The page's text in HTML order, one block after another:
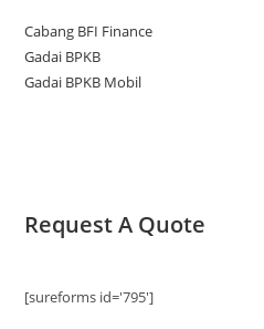
Cabang BFI Finance
Gadai BPKB
Gadai BPKB Mobil
Request A Quote
[sureforms id='795']